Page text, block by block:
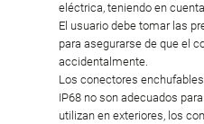
eléctrica, teniendo en
El usuario debe tomar las
para asegurarse de que el
accidentalmente.
Los conectores
IP68 no son adecuados
utilizan en exteriores, los